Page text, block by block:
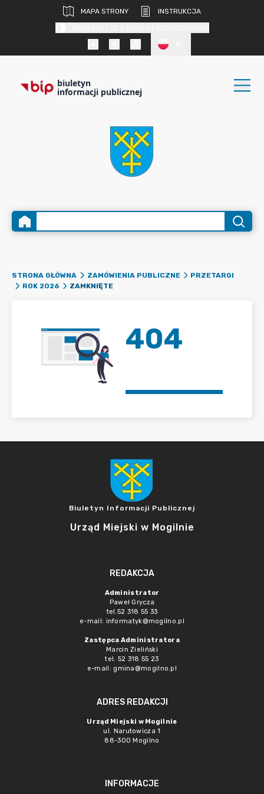
MAPA STRONY
INSTRUKCJA
biuletyn
informacji publicznej
STRONA GŁÓWNA ZAMÓWIENIA PUBLICZNE
PRZETARGI
ROK 2026
ZAMKNIĘTE
404
Biuletyn Informacji Publicznej
Urząd Miejski w Mogilnie
REDAKCJA
Administrator
Paweł Grycza
tel.52 318 55 33
e-mail: informatyk@mogilno.pl
Zastępca Administratora
Marcin Zieliński
tel. 52 318 55 23
e-mail: gmina@mogilno.pl
ADRES REDAKCJI
Urząd Miejski w Mogilnie
ul. Narutowicza 1
88-300 Mogilno
INFORMACJE